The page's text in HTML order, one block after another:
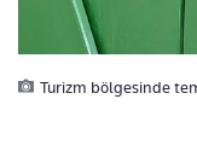
Turizm bölgesinde